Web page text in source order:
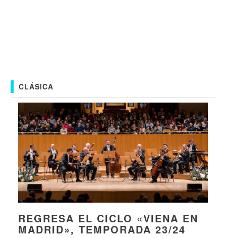
CLÁSICA
REGRESA EL CICLO «VIENA EN
MADRID», TEMPORADA 23/24